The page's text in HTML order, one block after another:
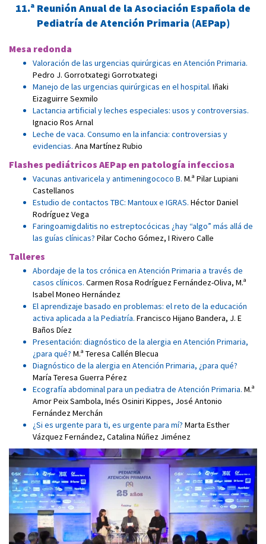
11.ª Reunión Anual de la Asociación Española de
Pediatría de Atención Primaria (AEPap)
Mesa redonda
Valoración de las urgencias quirúrgicas en Atención Primaria.
Pedro J. Gorrotxategi Gorrotxategi
Manejo de las urgencias quirúrgicas en el hospital. Iñaki
Eizaguirre Sexmilo
Lactancia artificial y leches especiales: usos y controversias.
Ignacio Ros Arnal
Leche de vaca. Consumo en la infancia: controversias y
evidencias. Ana Martínez Rubio
Flashes pediátricos AEPap en patología infecciosa
Vacunas antivaricela y antimeningococo B. M.ª Pilar Lupiani
Castellanos
Estudio de contactos TBC: Mantoux e IGRAS. Héctor Daniel
Rodríguez Vega
Faringoamigdalitis no estreptocócicas ¿hay “algo” más allá de
las guías clínicas? Pilar Cocho Gómez, I Rivero Calle
Talleres
Abordaje de la tos crónica en Atención Primaria a través de
casos clínicos. Carmen Rosa Rodríguez Fernández-Oliva, M.ª
Isabel Moneo Hernández
El aprendizaje basado en problemas: el reto de la educación
activa aplicada a la Pediatría. Francisco Hijano Bandera, J. E
Baños Díez
Presentación: diagnóstico de la alergia en Atención Primaria,
¿para qué? M.ª Teresa Callén Blecua
Diagnóstico de la alergia en Atención Primaria, ¿para qué?
María Teresa Guerra Pérez
Ecografía abdominal para un pediatra de Atención Primaria. M.ª
Amor Peix Sambola, Inés Osiniri Kippes, José Antonio
Fernández Merchán
¿Si es urgente para ti, es urgente para mí? Marta Esther
Vázquez Fernández, Catalina Núñez Jiménez